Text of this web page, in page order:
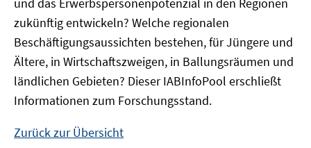
zukünftig entwickeln? Welche regionalen
Beschäftigungsaussichten bestehen, für Jüngere und
Ältere, in Wirtschaftszweigen, in Ballungsräumen und
ländlichen Gebieten? DieserIABInfoPool erschließt
Informationen zum Forschungsstand.
Zurück zur Übersicht